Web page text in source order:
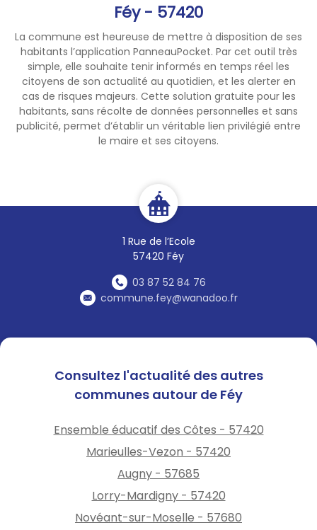
Féy - 57420
La commune est heureuse de mettre à disposition de ses
habitants l’application PanneauPocket. Par cet outil très
simple, elle souhaite tenir informés en temps réel les
citoyens de son actualité au quotidien, et les alerter en
cas de risques majeurs. Cette solution gratuite pour les
habitants, sans récolte de données personnelles et sans
publicité, permet d’établir un véritable lien privilégié entre
le maire et ses citoyens.
1 Rue de l’Ecole
57420 Féy
03 87 52 84 76
commune.fey@wanadoo.fr
Consultez l'actualité des autres
communes autour de Féy
Ensemble éducatif des Côtes - 57420
Marieulles-Vezon - 57420
Augny - 57685
Lorry-Mardigny - 57420
Novéant-sur-Moselle - 57680